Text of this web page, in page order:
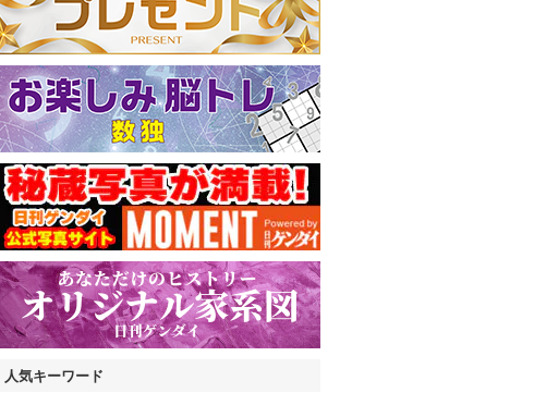
人気キーワード